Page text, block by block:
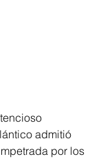
admitió
por los